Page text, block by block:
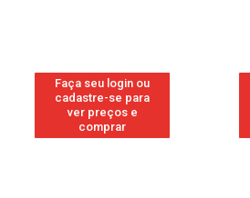
Faça seu login ou
cadastre-se para
ver preços e
comprar